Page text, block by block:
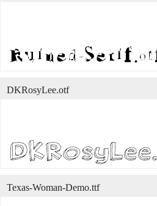
DKRosyLee.otf
Texas-Woman-Demo.ttf